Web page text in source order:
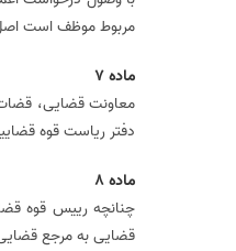
مربوط موظف است اصل
ماده 7‌
معاونت قضایی،
دفتر ریاست قوه
ماده 8
چنانچه رییس قوه
قضایی به مرجع قضایی